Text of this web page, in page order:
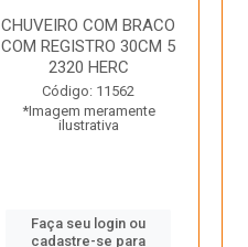
CHUVEIRO COM BRACO
COM REGISTRO 30CM 5
2320 HERC
Código: 11562
*Imagem meramente
ilustrativa
Faça seu login ou
cadastre-se para